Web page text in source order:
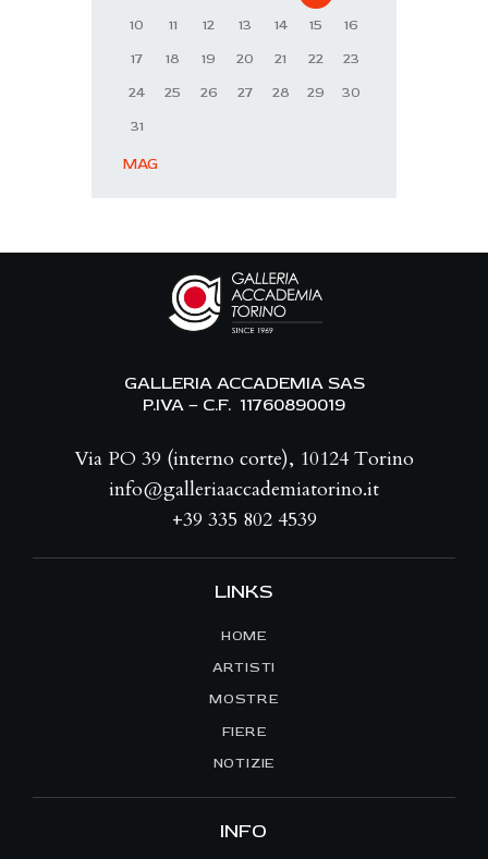
10
11 12 13 14 15
16
17
18 19 20 21 22
23
24
25 26 27 28 29
30
31
« MAG
GALLERIA ACCADEMIA SAS
P.IVA – C.F. 11760890019
Via PO 39 (interno corte), 10124 Torino
info@galleriaaccademiatorino.it
+39 335 802 4539
LINKS
HOME
ARTISTI
MOSTRE
FIERE
NOTIZIE
INFO